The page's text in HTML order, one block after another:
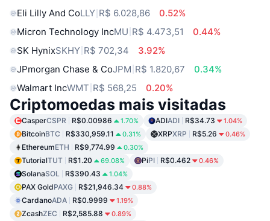
Eli Lilly And CoLLY R$ 6.028,86
0.52%
Micron Technology IncMU R$ 4.473,51
0.44%
SK HynixSKHY R$ 702,34
3.92%
JPmorgan Chase & CoJPM R$ 1.820,67
0.34%
Walmart IncWMT R$ 568,25 0.20%
Criptomoedas mais visitadas
CasperCSPR R$0.00986 1.70% ADIADI R$34.73 1.04%
BitcoinBTC R$330,959.11 0.31% XRPXRP R$5.26 0.46%
EthereumETH R$9,774.99 0.30%
TutorialTUT R$1.20 69.08% PiPI R$0.462 0.46%
SolanaSOL R$390.43 1.04%
PAX GoldPAXG R$21,946.34 0.88%
CardanoADA R$0.9999 1.19%
ZcashZEC R$2,585.88 0.89%